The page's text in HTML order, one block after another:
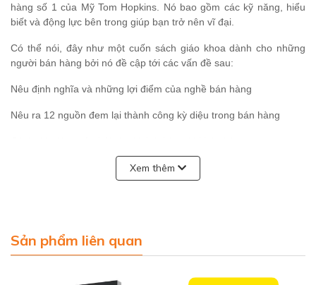
hàng số 1 của Mỹ Tom Hopkins. Nó bao gồm các kỹ năng, hiểu
biết và động lực bên trong giúp bạn trở nên vĩ đại.
Có thể nói, đây như một cuốn sách giáo khoa dành cho những
người bán hàng bởi nó đề cập tới các vấn đề sau:
Nêu định nghĩa và những lợi điểm của nghề bán hàng
Nêu ra 12 nguồn đem lại thành công kỳ diệu trong bán hàng
Cách tạo lập môi trường bán hàng
…
Và hơn thế nữa, tác giả Tom Hopkins sẽ chỉ cho bạn cách biến
bạn để bạn có thể đạt được mức thu nhập đáng mơ ước như các
Xem thêm
Sản phẩm liên quan